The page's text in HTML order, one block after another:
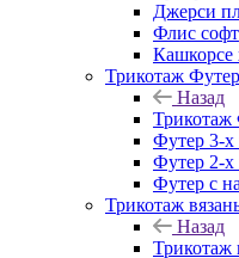
Джерси
Флис софт
Кашкорсе
Трикотаж Футер
Назад
Трикотаж
Футер 3-х
Футер 2-х
Футер с
Трикотаж
Назад
Трикотаж